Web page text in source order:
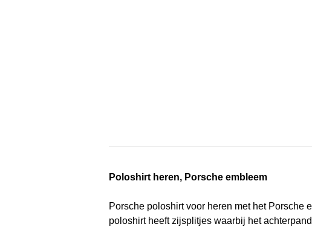
Poloshirt heren, Porsche embleem
Porsche poloshirt voor heren met het Porsche
poloshirt heeft zijsplitjes waarbij het